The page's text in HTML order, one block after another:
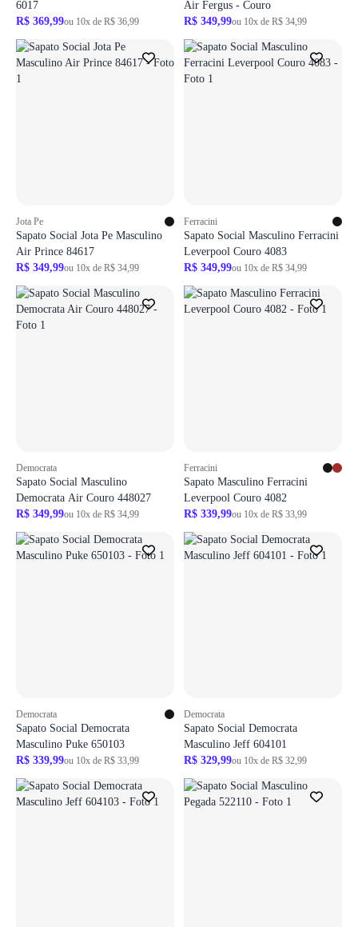
6017
R$ 369,99ou 10x de R$ 36,99
Air Fergus - Couro
R$ 349,99ou 10x de R$ 34,99
Jota Pe
Sapato Social Jota Pe Masculino
Air Prince 84617
R$ 349,99ou 10x de R$ 34,99
Ferracini
Sapato Social Masculino Ferracini
Leverpool Couro 4083
R$ 349,99ou 10x de R$ 34,99
Democrata
Sapato Social Masculino
Democrata Air Couro 448027
R$ 349,99ou 10x de R$ 34,99
Ferracini
Sapato Masculino Ferracini
Leverpool Couro 4082
R$ 339,99ou 10x de R$ 33,99
Democrata
Sapato Social Democrata
Masculino Puke 650103
R$ 339,99ou 10x de R$ 33,99
Democrata
Sapato Social Democrata
Masculino Jeff 604101
R$ 329,99ou 10x de R$ 32,99